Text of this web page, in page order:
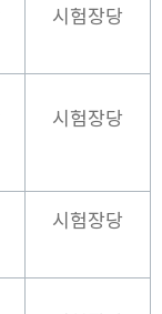
시험장당
시험장당
시험장당